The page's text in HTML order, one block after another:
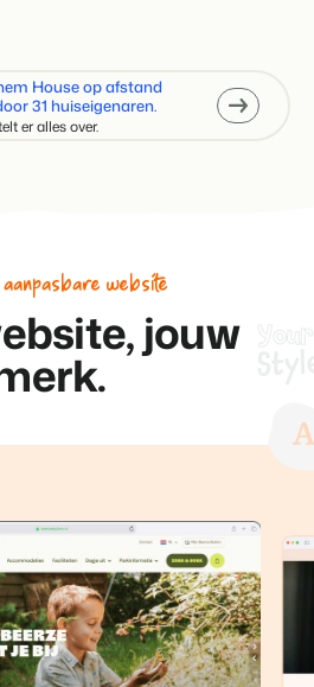
House op afstand
31 huiseigenaren.
er alles over.
website
jouw